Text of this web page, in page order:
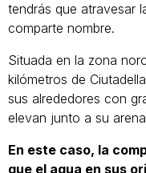
tendrás que atravesar
comparte nombre.
Situada en la zona
kilómetros de
sus alrededores con
elevan junto a su
En este caso, la
que el agua en sus